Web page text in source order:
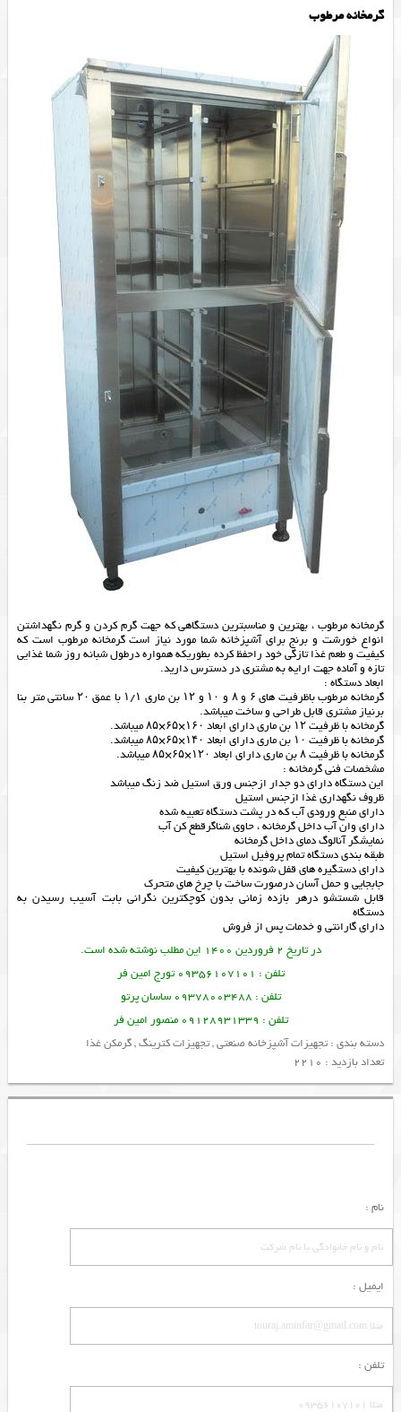
گرمخانه مرطوب
گرمخانه مرطوب ، بهترین و مناسبترین دستگاهی که جهت گرم کردن و گرم نگهداشتن
انواع خورشت و برنج برای آشپزخانه شما مورد نیاز است گرمخانه مرطوب است که
کیفیت و طعم غذا تازگی خود راحفظ کرده بطوریکه همواره درطول شبانه روز شما غذایی
تازه و آماده جهت ارایه به مشتری در دسترس دارید.
ابعاد دستگاه :
گرمخانه مرطوب باظرفیت های ۶ و ۸ و ۱۰ و ۱۲ بن ماری ۱/۱ با عمق ۲۰ سانتی متر بنا
برنیاز مشتری قابل طراحی و ساخت میباشد.
گرمخانه با ظرفیت ۱۲ بن ماری دارای ابعاد ۱۶۰×۶۵×۸۵ میباشد.
گرمخانه با ظرفیت ۱۰ بن ماری دارای ابعاد ۱۴۰×۶۵×۸۵ میباشد.
گرمخانه با ظرفیت ۸ بن ماری دارای ابعاد ۱۲۰×۶۵×۸۵ میباشد.
مشخصات فنی گرمخانه :
این دستگاه دارای دو جدار ازجنس ورق استیل ضد زنگ میباشد
ظروف نگهداری غذا ازجنس استیل
دارای منبع ورودی آب که در پشت دستگاه تعبیه شده
دارای وان آب داخل گرمخانه ، حاوی شناگرقطع کن آب
نمایشگر آنالوگ دمای داخل گرمخانه
طبقه بندی دستگاه تمام پروفیل استیل
دارای دستگیره های قفل شونده با بهترین کیفیت
جابجایی و حمل آسان درصورت ساخت با چرخ های متحرک
قابل شستشو درهر بازده زمانی بدون کوچکترین نگرانی بابت آسیب رسیدن به
دستگاه
دارای گارانتی و خدمات پس از فروش
در تاریخ 2 فروردین 1400 این مطلب نوشته شده است.
تلفن : 09356107101 تورج امین فر
تلفن : 09378003488 ساسان پرتو
تلفن : 09128931339 منصور امین فر
دسته بندی :تجهیزات آشپزخانه صنعتی,تجهیزات کترینگ,گرمکن غذا
تعداد بازدید : 2210
نام :
ایمیل :
تلفن :